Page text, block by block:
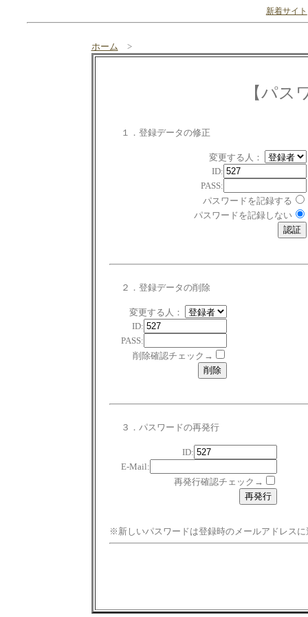
新着サイト
ホーム >
【パス
１．登録データの修正
変更する人：
ID:
PASS:
パスワードを記録する
パスワードを記録しない
２．登録データの削除
変更する人：
ID:
PASS:
削除確認チェック→
３．パスワードの再発行
ID:
E-Mail:
再発行確認チェック→
※新しいパスワードは登録時のメールアドレスに